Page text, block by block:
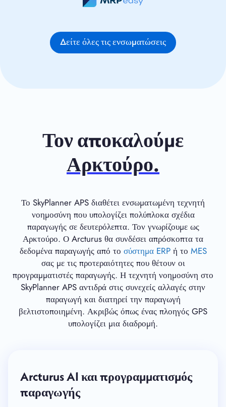
Δείτε όλες τις ενσωματώσεις
Τον αποκαλούμε
Αρκτούρο.
Το SkyPlanner APS διαθέτει ενσωματωμένη τεχνητή
νοημοσύνη που υπολογίζει πολύπλοκα σχέδια
παραγωγής σε δευτερόλεπτα. Τον γνωρίζουμε ως
Αρκτούρο. Ο Arcturus θα συνδέσει απρόσκοπτα τα
δεδομένα παραγωγής από το σύστημα ERPή το MES
σας με τις προτεραιότητες που θέτουν οι
προγραμματιστές παραγωγής. Η τεχνητή νοημοσύνη στο
SkyPlanner APS αντιδρά στις συνεχείς αλλαγές στην
παραγωγή και διατηρεί την παραγωγή
βελτιστοποιημένη. Ακριβώς όπως ένας πλοηγός GPS
υπολογίζει μια διαδρομή.
Arcturus AI και προγραμματισμός
παραγωγής